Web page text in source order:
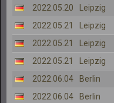
2022.05.20
Leipzig
2022.05.21
Leipzig
2022.05.21
Leipzig
2022.05.21
Leipzig
2022.06.04
Berlin
2022.06.04
Berlin